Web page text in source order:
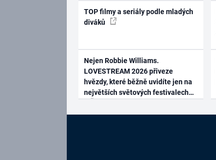
TOP filmy a seriály podle mladých
diváků
Nejen Robbie Williams.
LOVESTREAM 2026 přiveze
hvězdy, které běžně uvidíte jen na
největších světových festivalech